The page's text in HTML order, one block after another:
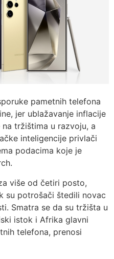
pametnih telefona
jer ublažavanje inflacije
tržištima u razvoju, a
inteligencije privlači
podacima koje je
više od četiri posto,
su potrošači štedili novac
Smatra se da su tržišta u
istok i Afrika glavni
telefona, prenosi